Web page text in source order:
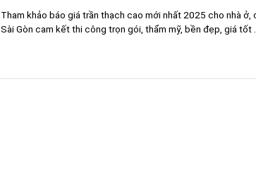
Tham khảo báo giá trần thạch cao mới nhất 2025 cho nhà
Sài Gòn cam kết thi công trọn gói, thẩm mỹ, bền đẹp, giá tốt ...